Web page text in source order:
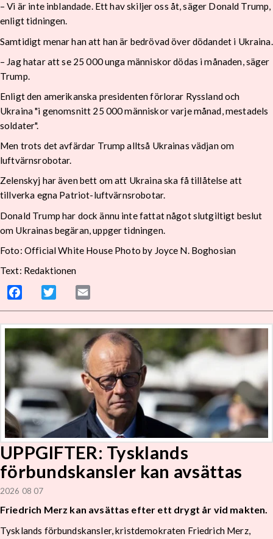
– Vi är inte inblandade. Ett hav skiljer oss åt, säger Donald Trump,
enligt tidningen.
Samtidigt menar han att han är bedrövad över dödandet i Ukraina.
– Jag hatar att se 25 000 unga människor dödas i månaden, säger
Trump.
Enligt den amerikanska presidenten förlorar Ryssland och
Ukraina "i genomsnitt 25 000 människor varje månad, mestadels
soldater".
Men trots det avfärdar Trump alltså Ukrainas vädjan om
luftvärnsrobotar.
Zelenskyj har även bett om att Ukraina ska få tillåtelse att
tillverka egna Patriot-luftvärnsrobotar.
Donald Trump har dock ännu inte fattat något slutgiltigt beslut
om Ukrainas begäran, uppger tidningen.
Foto: Official White House Photo by Joyce N. Boghosian
Text: Redaktionen
Facebook Twitter
UPPGIFTER: Tysklands
förbundskansler kan avsättas
2026 08 07
Friedrich Merz kan avsättas efter ett drygt år vid makten.
Tysklands förbundskansler, kristdemokraten Friedrich Merz,